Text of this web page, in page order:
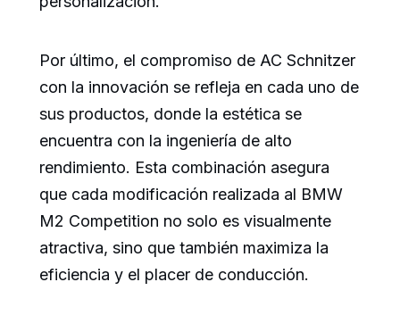
Por último, el compromiso de AC Schnitzer
con la innovación se refleja en cada uno de
sus productos, donde la estética se
encuentra con la ingeniería de alto
rendimiento. Esta combinación asegura
que cada modificación realizada al BMW
M2 Competition no solo es visualmente
atractiva, sino que también maximiza la
eficiencia y el placer de conducción.